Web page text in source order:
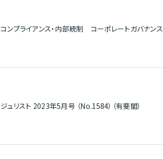
コンプライアンス・内部統制 コーポレートガバナンス
ジュリスト 2023年5月号 （No.1584）（有斐閣）